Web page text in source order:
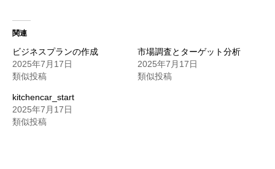
関連
ビジネスプランの作成
2025年7月17日
類似投稿
市場調査とターゲット分析
2025年7月17日
類似投稿
kitchencar_start
2025年7月17日
類似投稿